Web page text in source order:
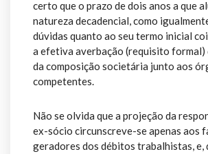
certo que o prazo de dois anos a que
natureza decadencial, como
dúvidas quanto ao seu termo inicial
a efetiva averbação (requisito formal)
da composição societária junto aos
competentes.
Não se olvida que a projeção da
ex-sócio circunscreve-se apenas aos
geradores dos débitos trabalhistas, e,